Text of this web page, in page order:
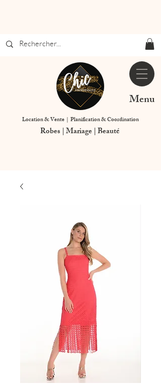
Menu
Location & Vente | Planification & Coordination
Robes | Mariage | Beauté